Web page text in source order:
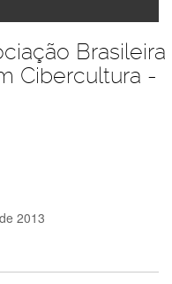
Brasileira
Cibercultura -
2013